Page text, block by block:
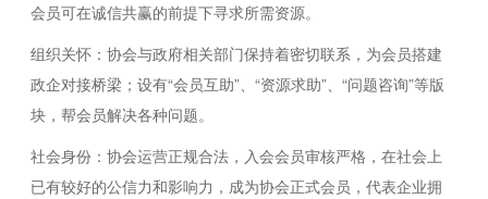
会员可在诚信共赢的前提下寻求所需资源。
组织关怀：协会与政府相关部门保持着密切联系，为会员搭建
政企对接桥梁；设有“会员互助”、“资源求助”、“问题咨询”等版
块，帮会员解决各种问题。
社会身份：协会运营正规合法，入会会员审核严格，在社会上
已有较好的公信力和影响力，成为协会正式会员，代表企业拥